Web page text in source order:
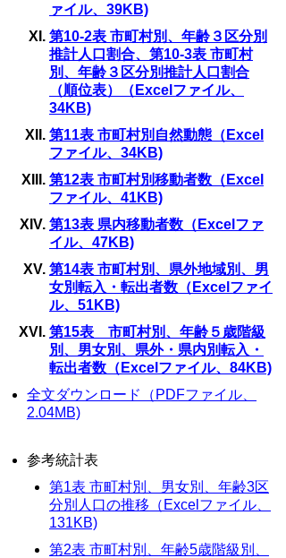
ァイル、39KB)
第10-2表 市町村別、年齢３区分別
推計人口割合、第10-3表 市町村
別、年齢３区分別推計人口割合
（順位表）（Excelファイル、
34KB)
第11表 市町村別自然動態（Excel
ファイル、34KB)
第12表 市町村別移動者数（Excel
ファイル、41KB)
第13表 県内移動者数（Excelファ
イル、47KB)
第14表 市町村別、県外地域別、男
女別転入・転出者数（Excelファイ
ル、51KB)
第15表 市町村別、年齢５歳階級
別、男女別、県外・県内別転入・
転出者数（Excelファイル、84KB)
全文ダウンロード（PDFファイル、
2.04MB)
参考統計表
第1表 市町村別、男女別、年齢3区
分別人口の推移（Excelファイル、
131KB)
第2表 市町村別、年齢5歳階級別、